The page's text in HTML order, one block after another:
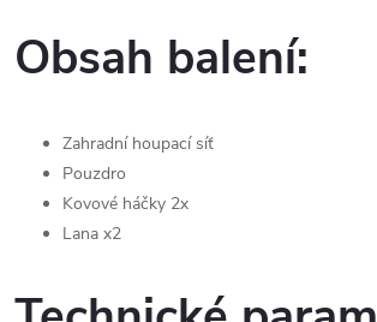
Obsah balení:
Zahradní houpací síť
Pouzdro
Kovové háčky 2x
Lana x2